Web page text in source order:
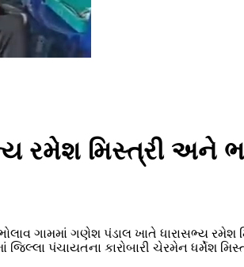
રમેશ મિસ્ત્રી અને
ગામમાં ગણેશ પંડાલ ખાતે ધારાસભ્ય રમેશ
પંચાયતના કારોબારી ચેરમેન ધર્મેશ